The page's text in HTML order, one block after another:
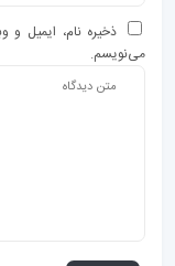
ذخیره نام، ایمیل و
می‌نویسم.